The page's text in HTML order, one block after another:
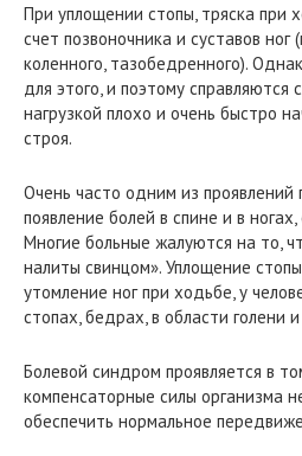
При уплощении стопы, тряска при
счет позвоночника и суставов ног
коленного, тазобедренного).
для этого, и поэтому справляются
нагрузкой плохо и очень быстро
строя.
Очень часто одним из проявлений
появление болей в спине и в
Многие больные жалуются на то,
налиты свинцом». Уплощение
утомление ног при ходьбе, у
стопах, бедрах, в области голени
Болевой синдром проявляется в
компенсаторные силы организма
обеспечить нормальное